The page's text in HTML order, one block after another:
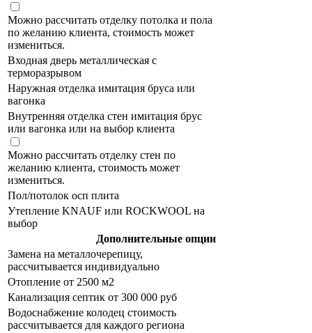
Можно рассчитать отделку потолка и пола
по желанию клиента, стоимость может
измениться.
Входная дверь металлическая с
терморазрывом
Наружная отделка имитация бруса или
вагонка
Внутренняя отделка стен имитация брус
или вагонка или на выбор клиента
Можно рассчитать отделку стен по
желанию клиента, стоимость может
измениться.
Пол/потолок осп плита
Утепление KNAUF или ROCKWOOL на
выбор
Дополнительные опции
Замена на металлочерепицу,
рассчитывается индивидуально
Отопление от 2500 м2
Канализация септик от 300 000 руб
Водоснабжение колодец стоимость
рассчитывается для каждого региона